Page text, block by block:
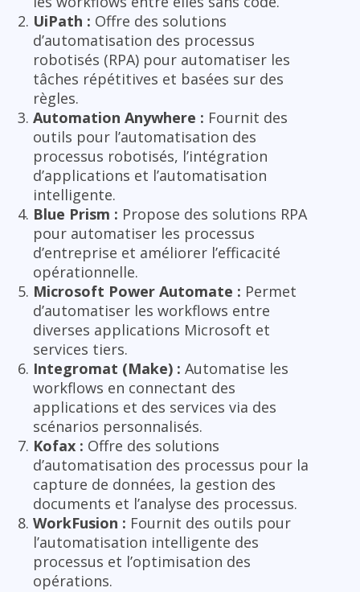
UiPath : Offre des solutions
d’automatisation des processus
robotisés (RPA) pour automatiser les
tâches répétitives et basées sur des
règles.
Automation Anywhere : Fournit des
outils pour l’automatisation des
processus robotisés, l’intégration
d’applications et l’automatisation
intelligente.
Blue Prism : Propose des solutions RPA
pour automatiser les processus
d’entreprise et améliorer l’efficacité
opérationnelle.
Microsoft Power Automate : Permet
d’automatiser les workflows entre
diverses applications Microsoft et
services tiers.
Integromat (Make) : Automatise les
workflows en connectant des
applications et des services via des
scénarios personnalisés.
Kofax : Offre des solutions
d’automatisation des processus pour la
capture de données, la gestion des
documents et l’analyse des processus.
WorkFusion : Fournit des outils pour
l’automatisation intelligente des
processus et l’optimisation des
opérations.